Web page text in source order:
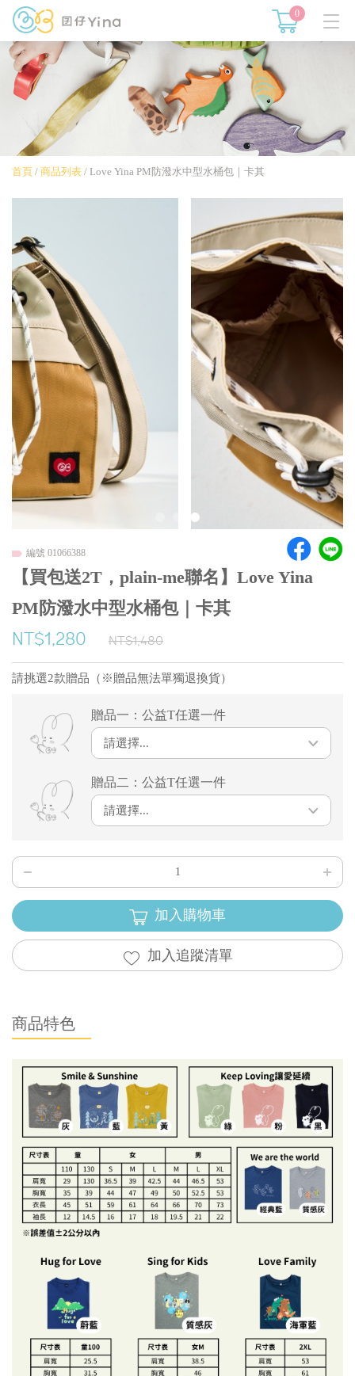
0
首頁 / 商品列表 / Love Yina PM防潑水中型水桶包｜卡其
編號 01066388
【買包送2T，plain-me聯名】Love Yina
PM防潑水中型水桶包｜卡其
NT$1,280 NT$1,480
請挑選2款贈品（※贈品無法單獨退換貨）
贈品一：公益T任選一件
請選擇...
贈品二：公益T任選一件
請選擇...
加入購物車
加入追蹤清單
商品特色